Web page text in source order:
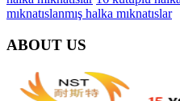
mıknatıslanmış halka mıknatıslar
ABOUT US